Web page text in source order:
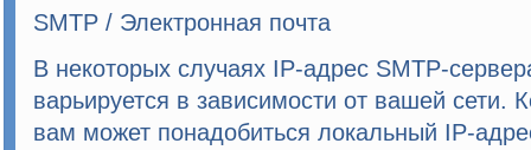
SMTP / Электронная почта
В некоторых случаях IP-адрес SMTP-
варьируется в зависимости от вашей сети.
вам может понадобиться локальный IP-